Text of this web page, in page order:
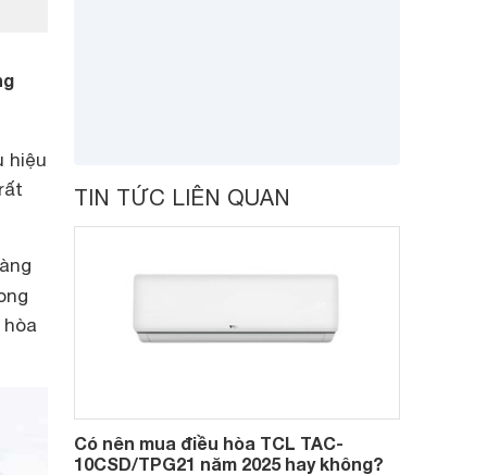
hiệu
TIN TỨC LIÊN QUAN
Có nên mua điều hòa TCL TAC-
10CSD/TPG21 năm 2025 hay không?